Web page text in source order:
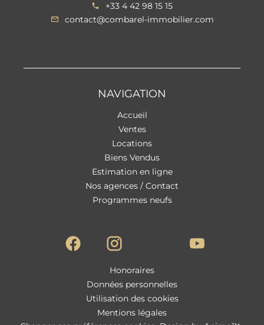
+33 4 42 98 15 15
contact@combarel-immobilier.com
NAVIGATION
Accueil
Ventes
Locations
Biens Vendus
Estimation en ligne
Nos agences / Contact
Programmes neufs
Honoraires
Données personnelles
Utilisation des cookies
Mentions légales